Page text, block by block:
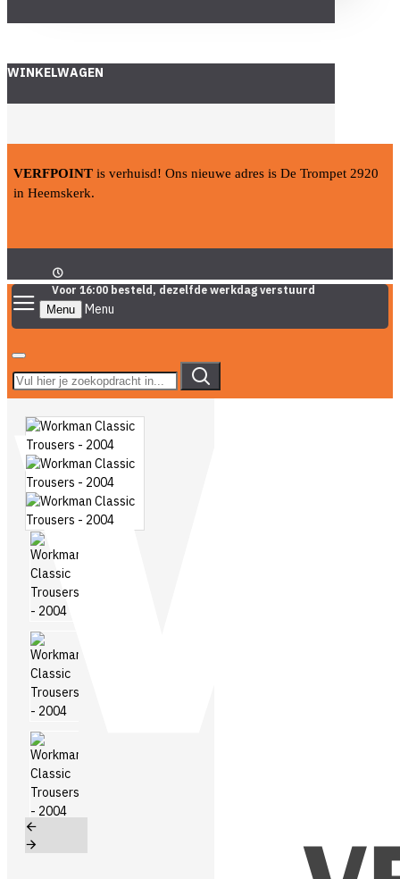
WINKELWAGEN
VERFPOINT is verhuisd! Ons nieuwe adres is De Trompet 2920
in Heemskerk.
Voor 16:00 besteld, dezelfde werkdag verstuurd
Menu